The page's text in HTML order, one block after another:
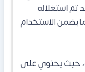
تم استغلاله
يضمن الاستخدام
حيث يحتوي على